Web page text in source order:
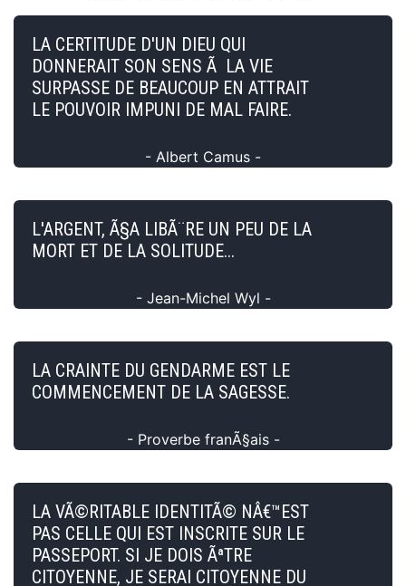
LA CERTITUDE D'UN DIEU QUI
DONNERAIT SON SENS Ã LA VIE
SURPASSE DE BEAUCOUP EN ATTRAIT
LE POUVOIR IMPUNI DE MAL FAIRE.
- Albert Camus -
L'ARGENT, Ã§A LIBÃ¨RE UN PEU DE LA
MORT ET DE LA SOLITUDE...
- Jean-Michel Wyl -
LA CRAINTE DU GENDARME EST LE
COMMENCEMENT DE LA SAGESSE.
- Proverbe franÃ§ais -
LA VÃ©RITABLE IDENTITÃ© NÂ€™EST
PAS CELLE QUI EST INSCRITE SUR LE
PASSEPORT. SI JE DOIS ÃªTRE
CITOYENNE, JE SERAI CITOYENNE DU